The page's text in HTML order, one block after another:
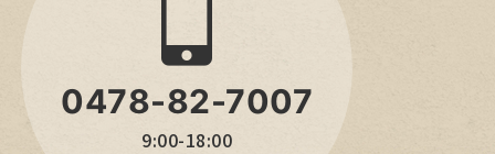
0478-82-7007
9:00-18:00